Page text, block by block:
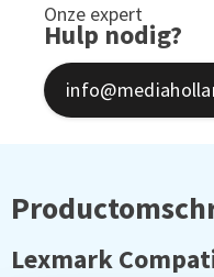
Onze expert
Hulp nodig?
Lexmark